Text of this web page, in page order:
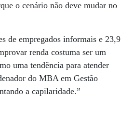
o cenário não deve mudar no
de empregados informais e 23,9
renda costuma ser um
uma tendência para atender
do MBA em Gestão
a capilaridade.”